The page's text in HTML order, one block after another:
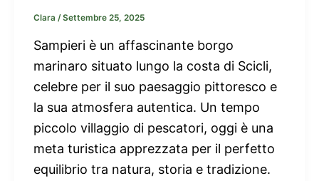
Clara /Settembre 25, 2025
Sampieri è un affascinante borgo
marinaro situato lungo la costa di Scicli,
celebre per il suo paesaggio pittoresco e
la sua atmosfera autentica. Un tempo
piccolo villaggio di pescatori, oggi è una
meta turistica apprezzata per il perfetto
equilibrio tra natura, storia e tradizione.